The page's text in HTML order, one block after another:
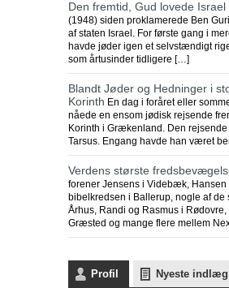
Den fremtid, Gud lovede Israel
(1948) siden proklamerede Ben
af staten Israel. For første gang i
havde jøder igen et selvstændigt
som årtusinder tidligere […]
Blandt Jøder og Hedninger i
Korinth En dag i foråret eller
nåede en ensom jødisk rejsende
Korinth i Grækenland. Den
Tarsus. Engang havde han været
Verdens største
forener Jensens i Videbæk, Hansen
bibelkredsen i Ballerup, nogle af de
Århus, Randi og Rasmus i Rødovre,
Græsted og mange flere mellem
Profil Nyeste indlæg